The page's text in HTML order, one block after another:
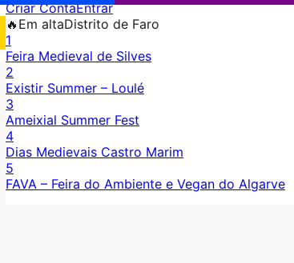
Criar ContaEntrar
🔥 Em altaDistrito de Faro
1
Feira Medieval de Silves
2
Existir Summer – Loulé
3
Ameixial Summer Fest
4
Dias Medievais Castro Marim
5
FAVA – Feira do Ambiente e Vegan do Algarve